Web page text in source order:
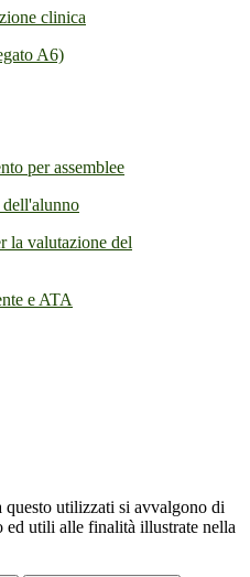
clinica
A6)
per assemblee
valutazione del
e ATA
utilizzati si avvalgono di
ed utili alle finalità illustrate nella